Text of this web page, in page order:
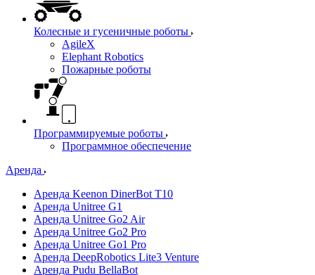
Колесные и гусеничные роботы
AgileX
Elephant Robotics
Пожарные роботы
Программируемые роботы
Программное обеспечение
Аренда
Аренда Keenon DinerBot T10
Аренда Unitree G1
Аренда Unitree Go2 Air
Аренда Unitree Go2 Pro
Аренда Unitree Go1 Pro
Аренда DeepRobotics Lite3 Venture
Аренда Pudu BellaBot